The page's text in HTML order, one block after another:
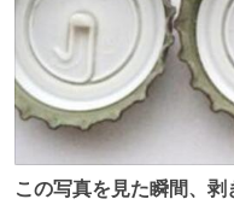
この写真を見た瞬間、